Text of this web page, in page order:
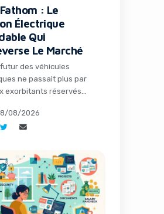
: Le
Électrique
Qui
Le Marché
des véhicules
ne passait plus par
exorbitants réservés
qui démocratise la
durable ? Ford vient de
du Fathom, un pick-
qui démarre à
28 350 dollars. Pour
les
digitaux […]
08/2026